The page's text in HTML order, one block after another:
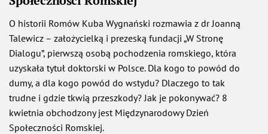
O historii Romów Kuba Wygnański rozmawia z dr Joanną
Talewicz – założycielką i prezeską fundacji „W Stronę
Dialogu”, pierwszą osobą pochodzenia romskiego, która
uzyskała tytuł doktorski w Polsce. Dla kogo to powód do
dumy, a dla kogo powód do wstydu? Dlaczego to tak
trudne i gdzie tkwią przeszkody? Jak je pokonywać? 8
kwietnia obchodzony jest Międzynarodowy Dzień
Społeczności Romskiej.